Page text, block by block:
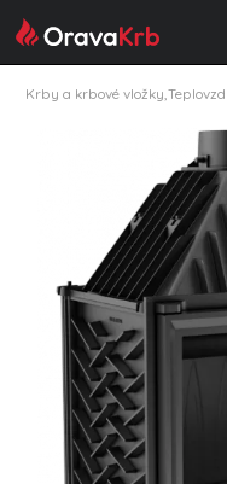
Krby a krbové